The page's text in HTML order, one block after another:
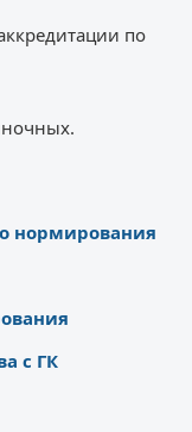
по
нормирования
с ГК